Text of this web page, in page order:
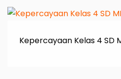
Kepercayaan Kelas 4 SD